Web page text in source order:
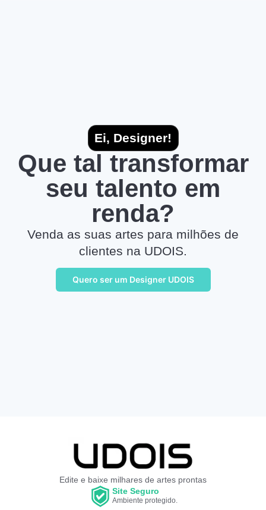
Ei, Designer!
Que tal transformar
seu talento em
renda?
Venda as suas artes para milhões de
clientes na UDOIS.
Quero ser um Designer UDOIS
Edite e baixe milhares de artes prontas
Site Seguro
Ambiente protegido.